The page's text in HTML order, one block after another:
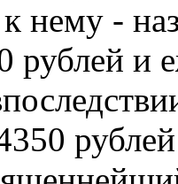
нему -
рублей и